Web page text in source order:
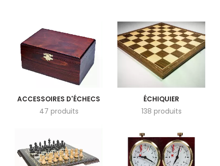
ACCESSOIRES D'ÉCHECS
47 produits
ÉCHIQUIER
138 produits